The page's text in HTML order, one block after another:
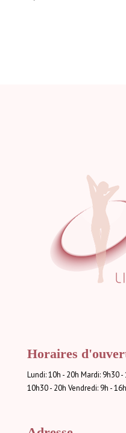
Horaires
Lundi: 10h - 20h Mardi: 9h30
10h30 - 20h Vendredi: 9h - 16h